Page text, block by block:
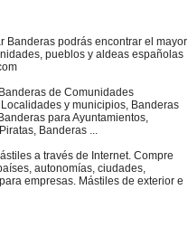
Banderas podrás encontrar el mayor
pueblos y aldeas españolas
de Comunidades
y municipios, Banderas
para Ayuntamientos,
Banderas ...
a través de Internet. Compre
autonomí­as, ciudades,
empresas. Mástiles de exterior e